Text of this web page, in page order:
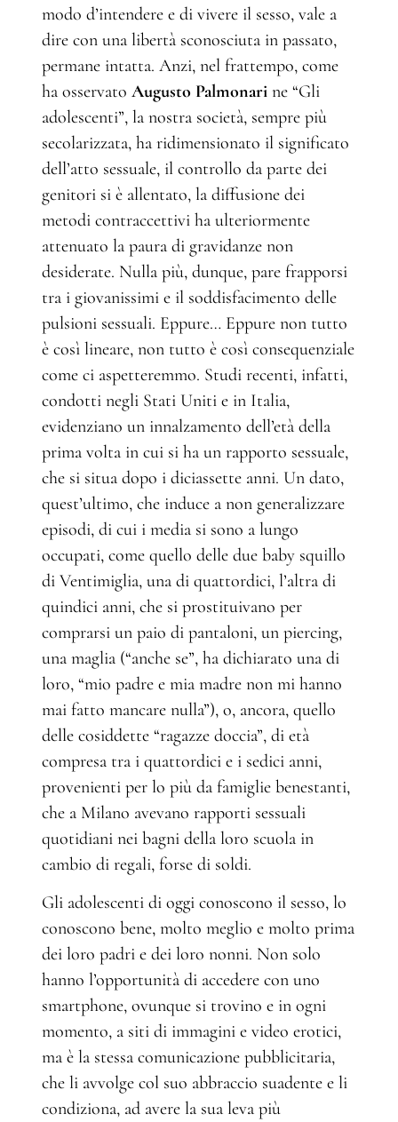
modo d’intendere e di vivere il sesso, vale a
dire con una libertà sconosciuta in passato,
permane intatta. Anzi, nel frattempo, come
ha osservato Augusto Palmonari ne “Gli
adolescenti”, la nostra società, sempre più
secolarizzata, ha ridimensionato il significato
dell’atto sessuale, il controllo da parte dei
genitori si è allentato, la diffusione dei
metodi contraccettivi ha ulteriormente
attenuato la paura di gravidanze non
desiderate. Nulla più, dunque, pare frapporsi
tra i giovanissimi e il soddisfacimento delle
pulsioni sessuali. Eppure… Eppure non tutto
è così lineare, non tutto è così consequenziale
come ci aspetteremmo. Studi recenti, infatti,
condotti negli Stati Uniti e in Italia,
evidenziano un innalzamento dell’età della
prima volta in cui si ha un rapporto sessuale,
che si situa dopo i diciassette anni. Un dato,
quest’ultimo, che induce a non generalizzare
episodi, di cui i media si sono a lungo
occupati, come quello delle due baby squillo
di Ventimiglia, una di quattordici, l’altra di
quindici anni, che si prostituivano per
comprarsi un paio di pantaloni, un piercing,
una maglia (“anche se”, ha dichiarato una di
loro, “mio padre e mia madre non mi hanno
mai fatto mancare nulla”), o, ancora, quello
delle cosiddette “ragazze doccia”, di età
compresa tra i quattordici e i sedici anni,
provenienti per lo più da famiglie benestanti,
che a Milano avevano rapporti sessuali
quotidiani nei bagni della loro scuola in
cambio di regali, forse di soldi.
Gli adolescenti di oggi conoscono il sesso, lo
conoscono bene, molto meglio e molto prima
dei loro padri e dei loro nonni. Non solo
hanno l’opportunità di accedere con uno
smartphone, ovunque si trovino e in ogni
momento, a siti di immagini e video erotici,
ma è la stessa comunicazione pubblicitaria,
che li avvolge col suo abbraccio suadente e li
condiziona, ad avere la sua leva più